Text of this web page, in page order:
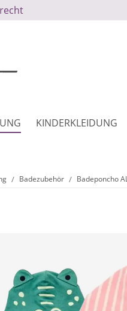
KINDERKLEIDUNG
Badezubehör Badeponcho